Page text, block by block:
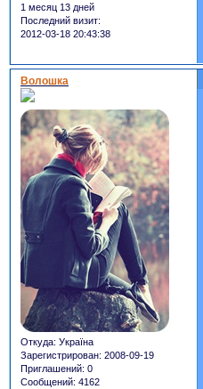
1 месяц 13 дней
Последний визит:
2012-03-18 20:43:38
Волошка
Откуда: Україна
Зарегистрирован: 2008-09-19
Приглашений: 0
Сообщений: 4162